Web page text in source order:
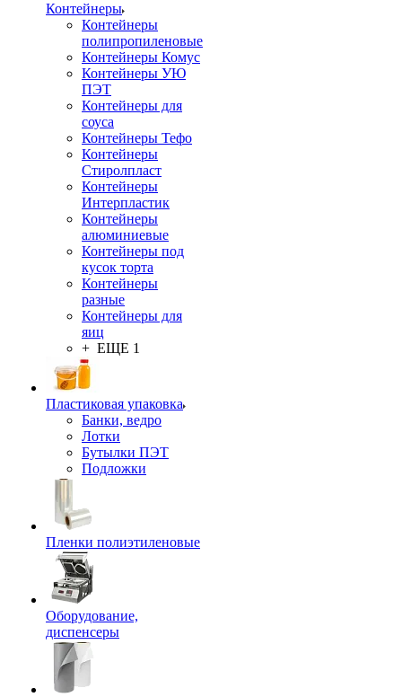
Контейнеры
Контейнеры
полипропиленовые
Контейнеры Комус
Контейнеры УЮ
ПЭТ
Контейнеры для
соуса
Контейнеры Тефо
Контейнеры
Стиролпласт
Контейнеры
Интерпластик
Контейнеры
алюминиевые
Контейнеры под
кусок торта
Контейнеры
разные
Контейнеры для
яиц
+ ЕЩЕ 1
Пластиковая упаковка
Банки, ведро
Лотки
Бутылки ПЭТ
Подложки
Пленки полиэтиленовые
Оборудование,
диспенсеры